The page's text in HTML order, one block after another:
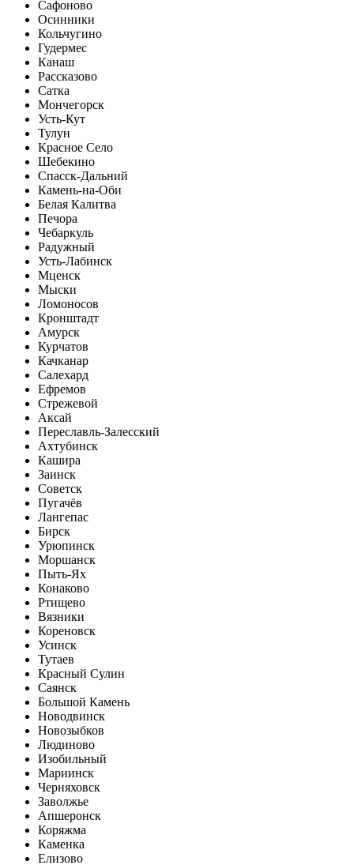
Сафоново
Осинники
Кольчугино
Гудермес
Канаш
Рассказово
Сатка
Мончегорск
Усть-Кут
Тулун
Красное Село
Шебекино
Спасск-Дальний
Камень-на-Оби
Белая Калитва
Печора
Чебаркуль
Радужный
Усть-Лабинск
Мценск
Мыски
Ломоносов
Кронштадт
Амурск
Курчатов
Качканар
Салехард
Ефремов
Стрежевой
Аксай
Переславль-Залесский
Ахтубинск
Кашира
Заинск
Советск
Пугачёв
Лангепас
Бирск
Урюпинск
Моршанск
Пыть-Ях
Конаково
Ртищево
Вязники
Кореновск
Усинск
Тутаев
Красный Сулин
Саянск
Большой Камень
Новодвинск
Новозыбков
Людиново
Изобильный
Мариинск
Черняховск
Заволжье
Апшеронск
Коряжма
Каменка
Елизово